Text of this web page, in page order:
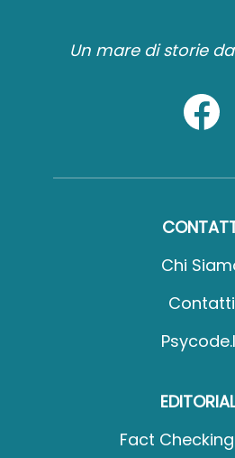
Un mare di storie
Chi
Contatti
Fact